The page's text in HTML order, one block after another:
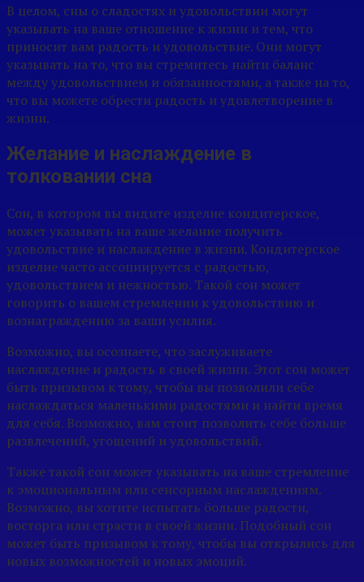
В целом, сны о сладостях и удовольствии могут
указывать на ваше отношение к жизни и тем, что
приносит вам радость и удовольствие. Они могут
указывать на то, что вы стремитесь найти баланс
между удовольствием и обязанностями, а также на то,
что вы можете обрести радость и удовлетворение в
жизни.
Желание и наслаждение в
толковании сна
Сон, в котором вы видите изделие кондитерское,
может указывать на ваше желание получить
удовольствие и наслаждение в жизни. Кондитерское
изделие часто ассоциируется с радостью,
удовольствием и нежностью. Такой сон может
говорить о вашем стремлении к удовольствию и
вознаграждению за ваши усилия.
Возможно, вы осознаете, что заслуживаете
наслаждение и радость в своей жизни. Этот сон может
быть призывом к тому, чтобы вы позволили себе
наслаждаться маленькими радостями и найти время
для себя. Возможно, вам стоит позволить себе больше
развлечений, угощений и удовольствий.
Также такой сон может указывать на ваше стремление
к эмоциональным или сенсорным наслаждениям.
Возможно, вы хотите испытать больше радости,
восторга или страсти в своей жизни. Подобный сон
может быть призывом к тому, чтобы вы открылись для
новых возможностей и новых эмоций.